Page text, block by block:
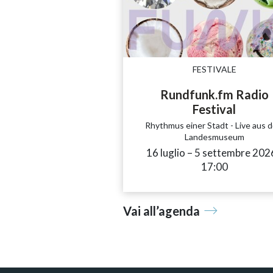
FESTIVALE
Rundfunk.fm Radio
Festival
Rhythmus einer Stadt - Live aus
Landesmuseum
16 luglio – 5 settembre
17:00
Vai all’agenda